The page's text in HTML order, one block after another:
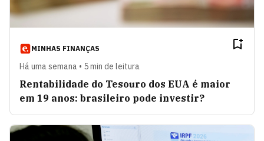
MINHAS FINANÇAS
Há uma semana • 5 min de leitura
Rentabilidade do Tesouro dos EUA é maior
em 19 anos: brasileiro pode investir?